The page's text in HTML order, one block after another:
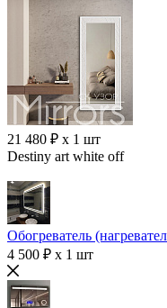
21 480 ₽ x 1 шт
Destiny art white off
Обогреватель
4 500 ₽ x 1 шт